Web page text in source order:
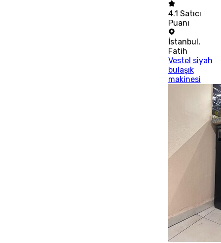
4.1 Satıcı
Puanı
İstanbul,
Fatih
Vestel siyah
bulaşık
makinesi